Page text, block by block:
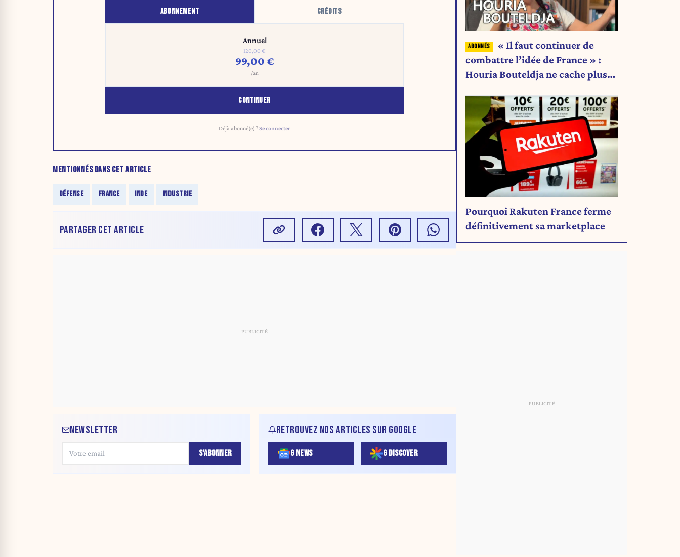
ABONNEMENT CRÉDITS
Annuel
120,00 €
99,00 €
/an
CONTINUER
Déjà abonné(e) ?Se connecter
MENTIONNÉS DANS CET ARTICLE
DÉFENSE FRANCE INDE INDUSTRIE
PARTAGER CET ARTICLE
NEWSLETTER
S'ABONNER
RETROUVEZ NOS ARTICLES SUR GOOGLE
G NEWS G DISCOVER
« Il faut continuer de
combattre l’idée de France » :
Houria Bouteldja ne cache plus
Pourquoi Rakuten France ferme
définitivement sa marketplace